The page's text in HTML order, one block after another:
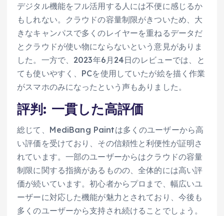
デジタル機能をフル活用する人には不便に感じるか
もしれない。クラウドの容量制限がきついため、大
きなキャンパスで多くのレイヤーを重ねるデータだ
とクラウドが使い物にならないという意見がありま
した。一方で、2023年6月24日のレビューでは、と
ても使いやすく、PCを使用していたが絵を描く作業
がスマホのみになったという声もありました。
評判: 一貫した高評価
総じて、MediBang Paintは多くのユーザーから高
い評価を受けており、その信頼性と利便性が証明さ
れています。一部のユーザーからはクラウドの容量
制限に関する指摘があるものの、全体的には高い評
価が続いています。初心者からプロまで、幅広いユ
ーザーに対応した機能が魅力とされており、今後も
多くのユーザーから支持され続けることでしょう。